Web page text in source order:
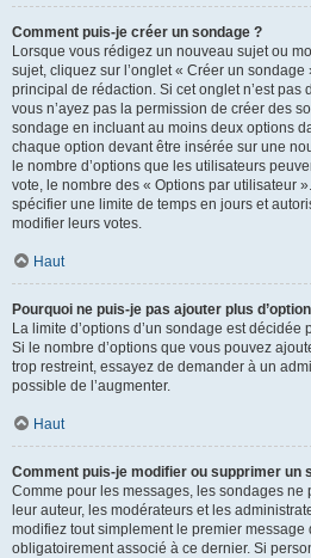
Comment puis-je créer un sondage ?
Lorsque vous rédigez un nouveau sujet ou
sujet, cliquez sur l’onglet « Créer un
principal de rédaction. Si cet onglet n’est pas
vous n’ayez pas la permission de créer des
sondage en incluant au moins deux options
chaque option devant être insérée sur une
le nombre d’options que les utilisateurs
vote, le nombre des « Options par utilisateur
spécifier une limite de temps en jours et
modifier leurs votes.
Haut
Pourquoi ne puis-je pas ajouter plus
La limite d’options d’un sondage est
Si le nombre d’options que vous pouvez
trop restreint, essayez de demander à un
possible de l’augmenter.
Haut
Comment puis-je modifier ou supprimer un
Comme pour les messages, les sondages ne
leur auteur, les modérateurs et les
modifiez tout simplement le premier
obligatoirement associé à ce dernier. Si